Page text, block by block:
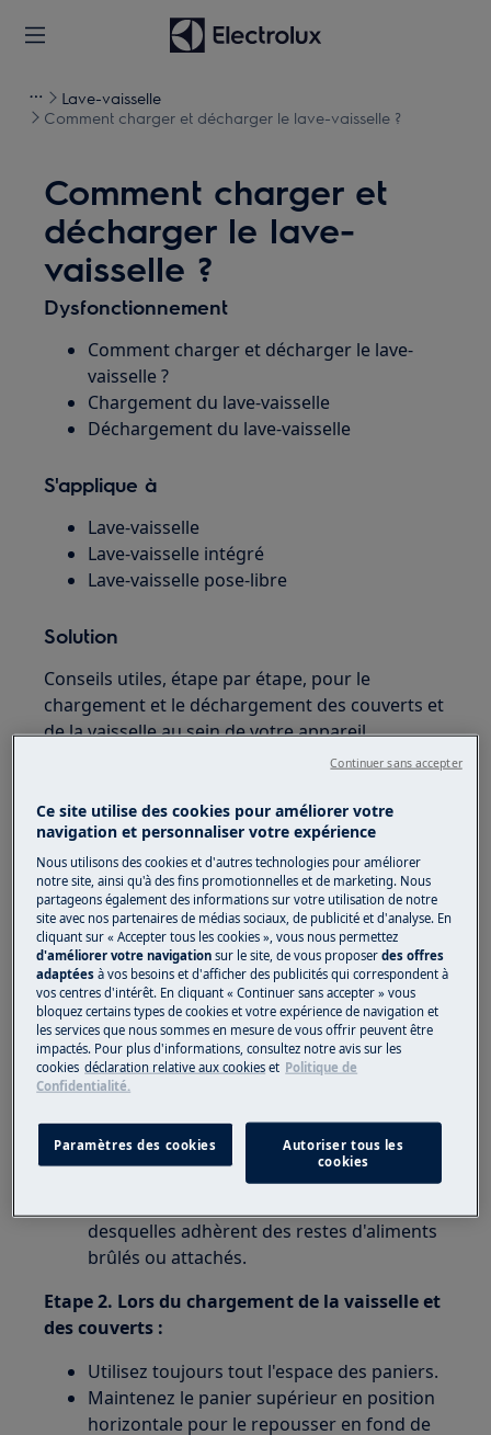
Lave-vaisselle
Comment charger et décharger le lave-vaisselle ?
Comment charger et
décharger le lave-
vaisselle ?
Dysfonctionnement
Comment charger et décharger le lave-
vaisselle ?
Chargement du lave-vaisselle
Déchargement du lave-vaisselle
S'applique à
Lave-vaisselle
Lave-vaisselle intégré
Lave-vaisselle pose-libre
Solution
Conseils utiles, étape par étape, pour le
chargement et le déchargement des couverts et
de la vaisselle au sein de votre appareil
Utilisez uniquement l'appareil pour le
lavage d'ustensiles de cuisine et de
vaisselle lavables en lave-vaisselle.
Tout objet absorbant l'eau (chiffon,
éponges de nettoyage, ...) ne doit pas être
lavé en lave-vaisselle.
Fermez toujours la porte après avoir
chargé ou déchargé l'appareil. Une porte
ouverte est source de danger.
Etape 1. Avant de charger la vaisselle, veillez
à :
Enlevez tous les restes d'aliments des
articles (ustensiles, couverts...) avant de les
placer dans le lave-vaisselle.
desquelles adhèrent des restes d'aliments
brûlés ou attachés.
Etape 2. Lors du chargement de la vaisselle et
des couverts :
Utilisez toujours tout l'espace des paniers.
Maintenez le panier supérieur en position
horizontale pour le repousser en fond de
Ce site utilise des cookies pour améliorer votre
navigation et personnaliser votre expérience
Nous utilisons des cookies et d'autres technologies pour améliorer
notre site, ainsi qu'à des fins promotionnelles et de marketing. Nous
partageons également des informations sur votre utilisation de notre
site avec nos partenaires de médias sociaux, de publicité et d'analyse. En
cliquant sur « Accepter tous les cookies », vous nous permettez
d'améliorer votre navigation sur le site, de vous proposerdes offres
adaptées à vos besoins et d'afficher des publicités qui correspondent à
vos centres d'intérêt. En cliquant « Continuer sans accepter » vous
bloquez certains types de cookies et votre expérience de navigation et
les services que nous sommes en mesure de vous offrir peuvent être
impactés. Pour plus d'informations, consultez notre avis sur les
cookies déclaration relative aux cookies et Politique de
Confidentialité.
Paramètres des cookies
Autoriser tous les
cookies
Continuer sans accepter